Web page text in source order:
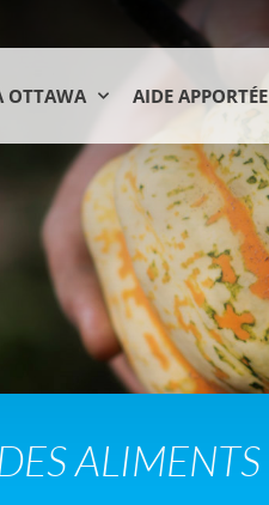
OTTAWA AIDE APPORTÉE
ALIMENTS